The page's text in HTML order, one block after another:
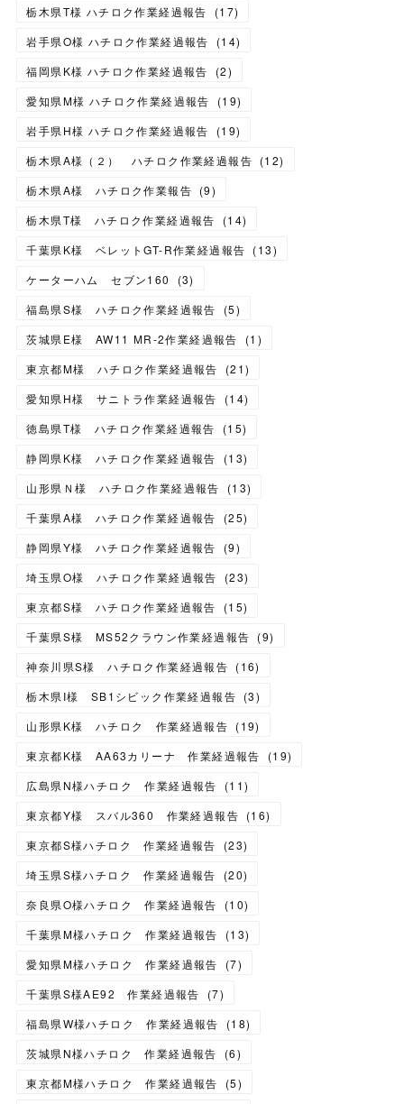
栃木県T様 ハチロク作業経過報告
(17)
岩手県O様 ハチロク作業経過報告
(14)
福岡県K様 ハチロク作業経過報告
(2)
愛知県M様 ハチロク作業経過報告
(19)
岩手県H様 ハチロク作業経過報告
(19)
栃木県A様（２） ハチロク作業経過報告 (12)
栃木県A様 ハチロク作業報告 (9)
栃木県T様 ハチロク作業経過報告
(14)
千葉県K様 ベレットGT-R作業経過報告 (13)
ケーターハム セブン160
(3)
福島県S様 ハチロク作業経過報告
(5)
茨城県E様 AW11 MR-2作業経過報告
(1 )
東京都M様 ハチロク作業経過報告
(21)
愛知県H様 サニトラ作業経過報告
(14)
徳島県T様 ハチロク作業経過報告
(15)
静岡県K様 ハチロク作業経過報告
(13)
山形県Ｎ様 ハチロク作業経過報告
(13)
千葉県A様 ハチロク作業経過報告
(25)
静岡県Y様 ハチロク作業経過報告
(9)
埼玉県O様 ハチロク作業経過報告
(23)
東京都S様 ハチロク作業経過報告
(15)
千葉県S様 MS52クラウン作業経過報告 (9)
神奈川県S様 ハチロク作業経過報告 (16)
栃木県I様 SB1シビック作業経過報告 (3)
山形県K様 ハチロク 作業経過報告 (19)
東京都K様 AA63カリーナ 作業経過報告
(19)
広島県N様ハチロク 作業経過報告
(11)
東京都Y様 スバル360 作業経過報告 (16)
東京都S様ハチロク 作業経過報告
(23)
埼玉県S様ハチロク 作業経過報告
(20)
奈良県O様ハチロク 作業経過報告
(10)
千葉県M様ハチロク 作業経過報告
(13)
愛知県M様ハチロク 作業経過報告
(7)
千葉県S様AE92 作業経過報告
(7)
福島県W様ハチロク 作業経過報告
(18)
茨城県N様ハチロク 作業経過報告
(6)
東京都M様ハチロク 作業経過報告
(5)